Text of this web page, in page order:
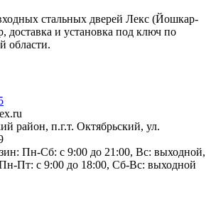
стальных дверей Лекс (Йошкар-
доставка и установка под ключ по
области.
район, п.г.т. Октябрьский, ул.
Пн-Сб: с 9:00 до 21:00, Вс: выходной,
Пт: с 9:00 до 18:00, Сб-Вс: выходной